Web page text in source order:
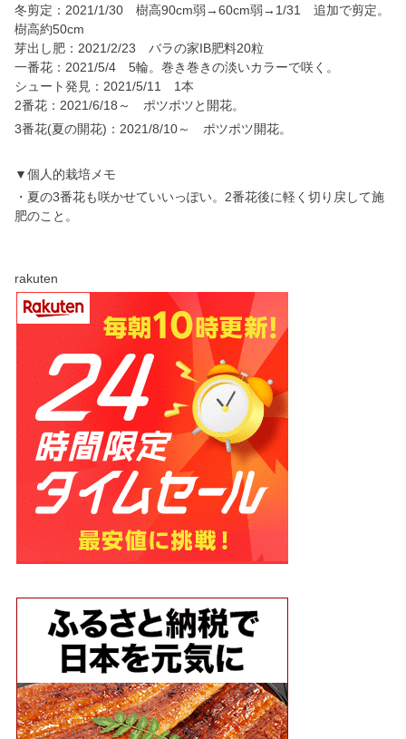
冬剪定：2021/1/30 樹高90cm弱→60cm弱→1/31 追加で剪定。
樹高約50cm
芽出し肥：2021/2/23 バラの家IB肥料20粒
一番花：2021/5/4 5輪。巻き巻きの淡いカラーで咲く。
シュート発見：2021/5/11 1本
2番花：2021/6/18～ ポツポツと開花。
3番花(夏の開花)：2021/8/10～ ポツポツ開花。
▼個人的栽培メモ
・夏の3番花も咲かせていいっぽい。2番花後に軽く切り戻して施
肥のこと。
rakuten